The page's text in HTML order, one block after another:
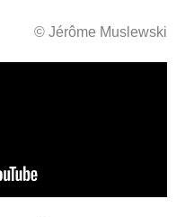
© Jérôme Muslewski